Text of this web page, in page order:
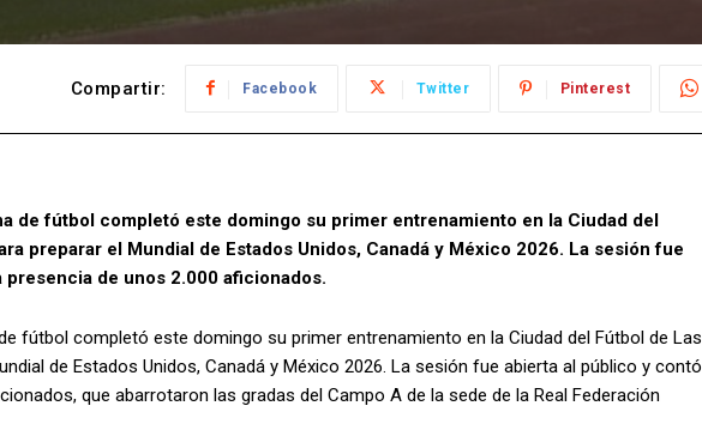
Compartir: Facebook Twitter Pinterest
de fútbol completó este domingo su primer entrenamiento en la Ciudad del
preparar el Mundial de Estados Unidos, Canadá y México 2026. La sesión fue
de unos 2.000 aficionados.
fútbol completó este domingo su primer entrenamiento en la Ciudad del Fútbol de Las
de Estados Unidos, Canadá y México 2026. La sesión fue abierta al público y contó
que abarrotaron las gradas del Campo A de la sede de la Real Federación